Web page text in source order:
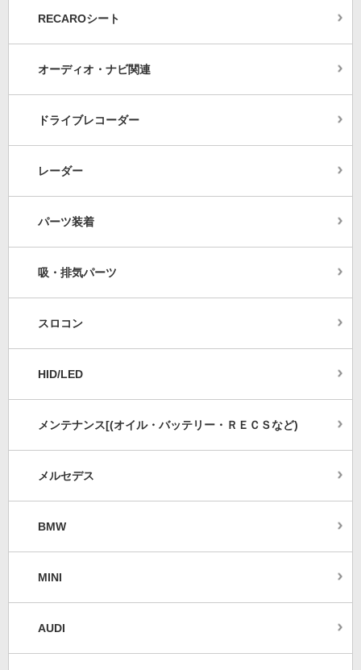
RECAROシート
オーディオ・ナビ関連
ドライブレコーダー
レーダー
パーツ装着
吸・排気パーツ
スロコン
HID/LED
メンテナンス[(オイル・バッテリー・ＲＥＣＳなど)
メルセデス
BMW
MINI
AUDI